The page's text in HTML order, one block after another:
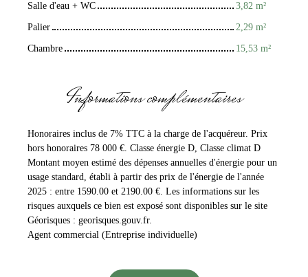
Salle d'eau + WC
3,82 m²
Palier
2,29 m²
Chambre
15,53 m²
Informations complémentaires
Honoraires inclus de 7% TTC à la charge de l'acquéreur. Prix
hors honoraires 78 000 €. Classe énergie D, Classe climat D
Montant moyen estimé des dépenses annuelles d'énergie pour un
usage standard, établi à partir des prix de l'énergie de l'année
2025 : entre 1590.00 et 2190.00 €. Les informations sur les
risques auxquels ce bien est exposé sont disponibles sur le site
Géorisques : georisques.gouv.fr.
Agent commercial (Entreprise individuelle)